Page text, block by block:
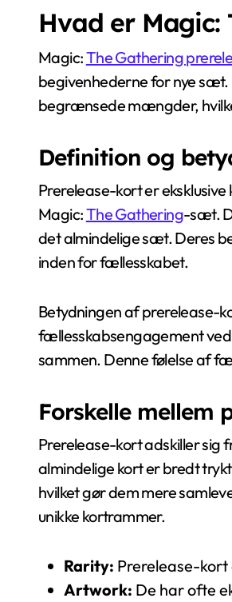
Hvad er Magic:
Magic:The Gathering
begivenhederne for nye
begrænsede mængder,
Definition og
Prerelease-kort er
Magic:The Gathering-sæt.
det almindelige sæt. Deres
inden for fællesskabet.
Betydningen af prerelease-
fællesskabsengagement ved
sammen. Denne følelse af
Forskelle mellem
Prerelease-kort adskiller
almindelige kort er bredt
hvilket gør dem mere
unikke kortrammer.
Rarity: Prerelease-
Artwork: De har ofte